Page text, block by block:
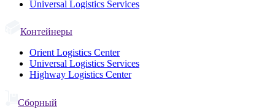
Universal Logistics Services
Контейнеры
Orient Logistics Center
Universal Logistics Services
Highway Logistics Center
Сборный